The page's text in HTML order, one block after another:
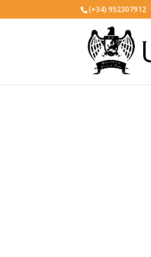
(+34) 952307912